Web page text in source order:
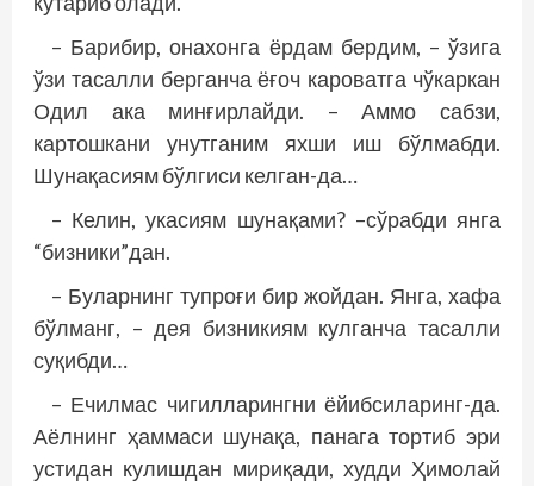
– Барибир, онахонга ёрдам бердим, – ўзига
ўзи тасалли берганча ёғоч кароватга чўкаркан
Одил ака минғирлайди. – Аммо сабзи,
картошкани унутганим яхши иш бўлмабди.
Шунақасиям бўлгиси келган-да…
– Келин, укасиям шунақами? –сўрабди янга
“бизники”дан.
– Буларнинг тупроғи бир жойдан. Янга, хафа
бўлманг, – дея бизникиям кулганча тасалли
суқибди…
– Ечилмас чигилларингни ёйибсиларинг-да.
Аёлнинг ҳаммаси шунақа, панага тортиб эри
устидан кулишдан мириқади, худди Ҳимолай